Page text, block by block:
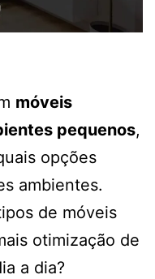
móveis
pequenos,
opções
ambientes.
de móveis
otimização de
a dia?